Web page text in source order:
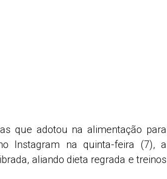
que adotou na alimentação para
Instagram na quinta-feira (7), a
aliando dieta regrada e treinos